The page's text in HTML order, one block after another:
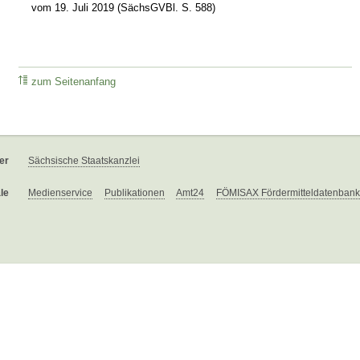
vom 19. Juli 2019 (SächsGVBl. S. 588)
zum Seitenanfang
Sächsische Staatskanzlei
Medienservice Publikationen Amt24 FÖMISAX Fördermitteldatenbank